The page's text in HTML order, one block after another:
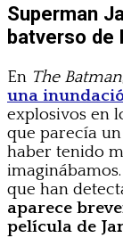
Superman
batverso de
En The Batman
una
explosivos en
que parecía
haber tenido
que han
aparece
película de